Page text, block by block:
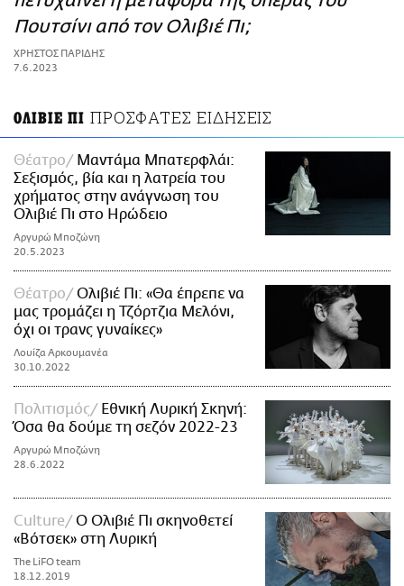
ΑΜΠΑ
PRINT
Πουτσίνι από τον Ολιβιέ Πι;
ΧΡΗΣΤΟΣ ΠΑΡΙΔΗΣ
7.6.2023
ΟΛΙΒΙΕ ΠΙ ΠΡΟΣΦΑΤΕΣ ΕΙΔΗΣΕΙΣ
Θέατρο
Μαντάμα Μπατερφλάι:
Σεξισμός, βία και η λατρεία του
χρήματος στην ανάγνωση του
Ολιβιέ Πι στο Ηρώδειο
Αργυρώ Μποζώνη
20.5.2023
Θέατρο
Ολιβιέ Πι: «Θα έπρεπε να
μας τρομάζει η Τζόρτζια Μελόνι,
όχι οι τρανς γυναίκες»
Λουίζα Αρκουμανέα
30.10.2022
Πολιτισμός
Εθνική Λυρική Σκηνή:
Όσα θα δούμε τη σεζόν 2022-23
Αργυρώ Μποζώνη
28.6.2022
Culture
O Ολιβιέ Πι σκηνοθετεί
«Βότσεκ» στη Λυρική
The LiFO team
18.12.2019